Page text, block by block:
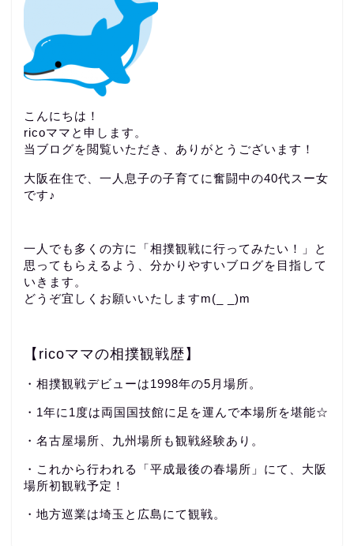
こんにちは！
ricoママと申します。
当ブログを閲覧いただき、ありがとうございます！
大阪在住で、一人息子の子育てに奮闘中の40代スー女
です♪
一人でも多くの方に「相撲観戦に行ってみたい！」と
思ってもらえるよう、分かりやすいブログを目指して
いきます。
どうぞ宜しくお願いいたしますm(_ _)m
【ricoママの相撲観戦歴】
・相撲観戦デビューは1998年の5月場所。
・1年に1度は両国国技館に足を運んで本場所を堪能☆
・名古屋場所、九州場所も観戦経験あり。
・これから行われる「平成最後の春場所」にて、大阪
場所初観戦予定！
・地方巡業は埼玉と広島にて観戦。